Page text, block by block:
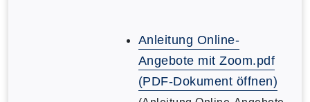
Anleitung Online-
Angebote mit Zoom.pdf
(PDF-Dokument öffnen)